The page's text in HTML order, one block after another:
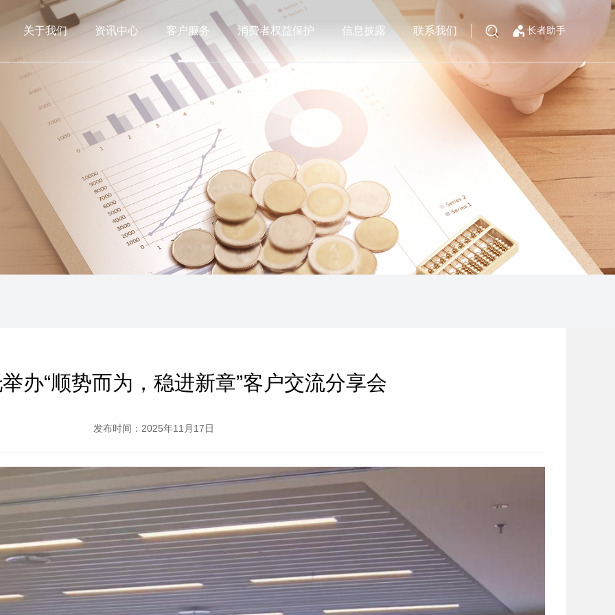
长者助手
关于我们 资讯中心 客户服务 消费者权益保护 信息披露 联系我们
办“顺势而为，稳进新章”客户交流分享会
发布时间：2025年11月17日